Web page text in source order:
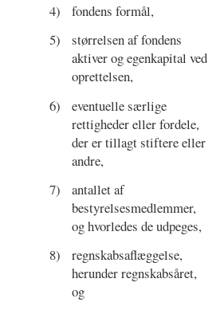
4)
fondens formål,
5)
størrelsen af fondens
aktiver og egenkapital ved
oprettelsen,
6)
eventuelle særlige
rettigheder eller fordele,
der er tillagt stiftere eller
andre,
7)
antallet af
bestyrelsesmedlemmer,
og hvorledes de udpeges,
8)
regnskabsaflæggelse,
herunder regnskabsåret,
og